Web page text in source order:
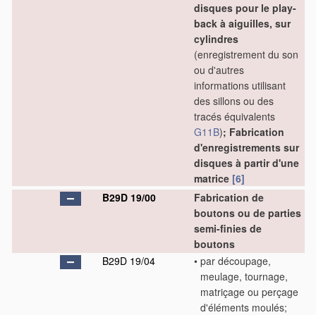
disques pour le play-
back à aiguilles, sur
cylindres
(enregistrement du son
ou d'autres
informations utilisant
des sillons ou des
tracés équivalents
G11B); Fabrication
d'enregistrements sur
disques à partir d'une
matrice [6]
B29D 19/00
Fabrication de
boutons ou de parties
semi-finies de
boutons
B29D 19/04
• par découpage,
meulage, tournage,
matriçage ou perçage
d'éléments moulés;